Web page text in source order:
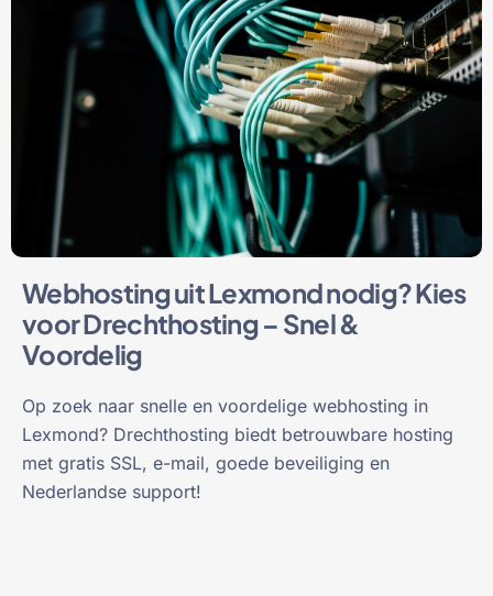
Webhosting uit Lexmond nodig? Kies
voor Drechthosting – Snel &
Voordelig
Op zoek naar snelle en voordelige webhosting in
Lexmond? Drechthosting biedt betrouwbare hosting
met gratis SSL, e-mail, goede beveiliging en
Nederlandse support!